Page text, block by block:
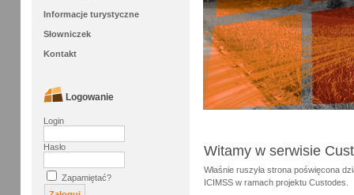
Informacje turystyczne
Słowniczek
Kontakt
Logowanie
Login
Hasło
Zapamiętać?
Witamy w serwisie
Właśnie ruszyła strona poświęcona
ICIMSS w ramach projektu Custodes.